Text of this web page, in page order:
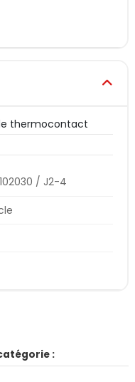
thermocontact
/ J2-4
: